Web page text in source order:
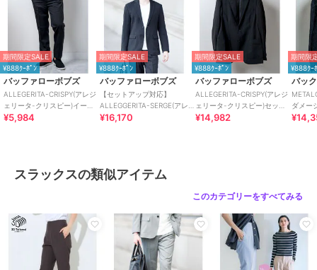
■ブランドのお気に入り登録をすると・・・
新商品や再入荷など、いち早くブランドのお得な情報を受け取ること
が出来ます！
是非、お気に入り登録とブランド登録をしてみてはいかがでしょう
か。
期間限定セール開催中
商品カテゴリ ／ スラックス
性別タイプ
メンズ
パンツ ／スラックス
期間限定SALE
¥888ｸｰﾎﾟﾝ
バッファローボブズ
ALLEGERITA-CRISPY(アレジ
ェリータ-クリスピー)イージ
ーパンツ
¥5,984
期間限定SALE
¥888ｸｰﾎﾟﾝ
バッファローボブズ
【セットアップ対応】
ALLEGGERITA-SERGE(アレジ
ェリッタ-サージ)
¥16,170
期間限定SALE
¥888ｸｰﾎﾟﾝ
バッファローボブズ
ALLEGERITA-CRISPY(アレジ
ェリータ-クリスピー)セット
アップ ジャケット
¥14,982
期間限
¥888ｸｰ
バッ
ダメー
ー
スラックスの類似アイテム
このカテゴリーをすべてみる